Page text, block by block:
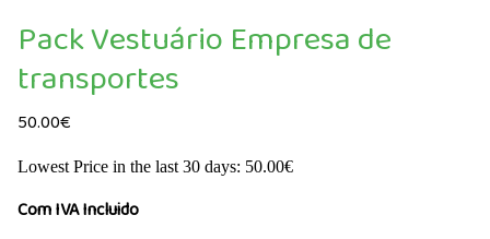
Pack Vestuário Empresa de
transportes
50.00€
Lowest Price in the last 30 days: 50.00€
Com IVA Incluido